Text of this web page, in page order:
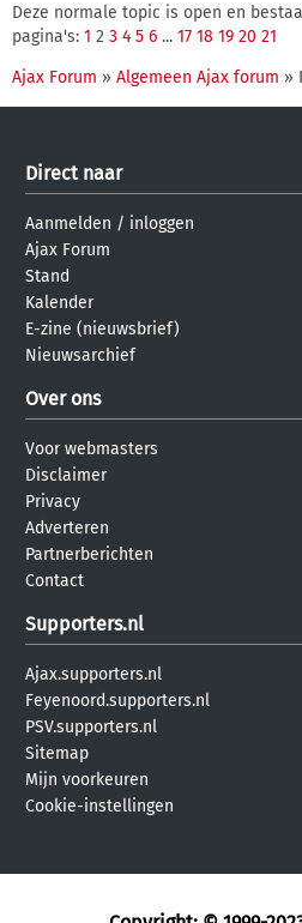
Deze normale topic is open en
pagina's: 1 2 3 4 5 6 ... 17 18 19 20 21
Ajax Forum » Algemeen Ajax forum »
Direct naar
Aanmelden / inloggen
Ajax Forum
Stand
Kalender
E-zine (nieuwsbrief)
Nieuwsarchief
Over ons
Voor webmasters
Disclaimer
Privacy
Adverteren
Partnerberichten
Contact
Supporters.nl
Ajax.supporters.nl
Feyenoord.supporters.nl
PSV.supporters.nl
Sitemap
Mijn voorkeuren
Cookie-instellingen